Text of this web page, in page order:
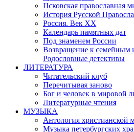
Псковская православная
История Русской
Россия. Век ХХ
Календарь памятных дат
Под знаменем России
Возвращение к семейным
Родословные детективы
ЛИТЕРАТУРА
Читательский клуб
Перечитывая заново
Бог и человек в мировой
Литературные чтения
МУЗЫКА
Антология христианской
Музыка петербургских